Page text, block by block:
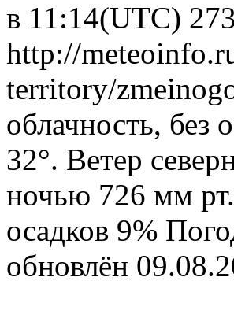
в 11:14(UTC)
http://
territory/
облачность, без
32°. Ветер
ночью 726 мм
осадков 9%
обновлён